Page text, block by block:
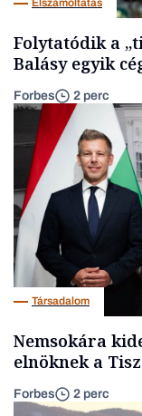
Elszámoltatás
Folytatódik a
Balásy egyik
Forbes 2 perc
Társadalom
Nemsokára
elnöknek a
Forbes 2 perc